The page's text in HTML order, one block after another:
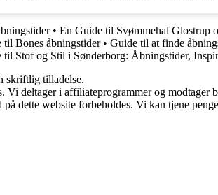
• En Guide til Svømmehal Glostrup
til Bones åbningstider• Guide til at finde
til Stof og Stil i Sønderborg: Åbningstider,
skriftlig tilladelse.
Vi deltager i affiliateprogrammer og modtager
dette website forbeholdes. Vi kan tjene